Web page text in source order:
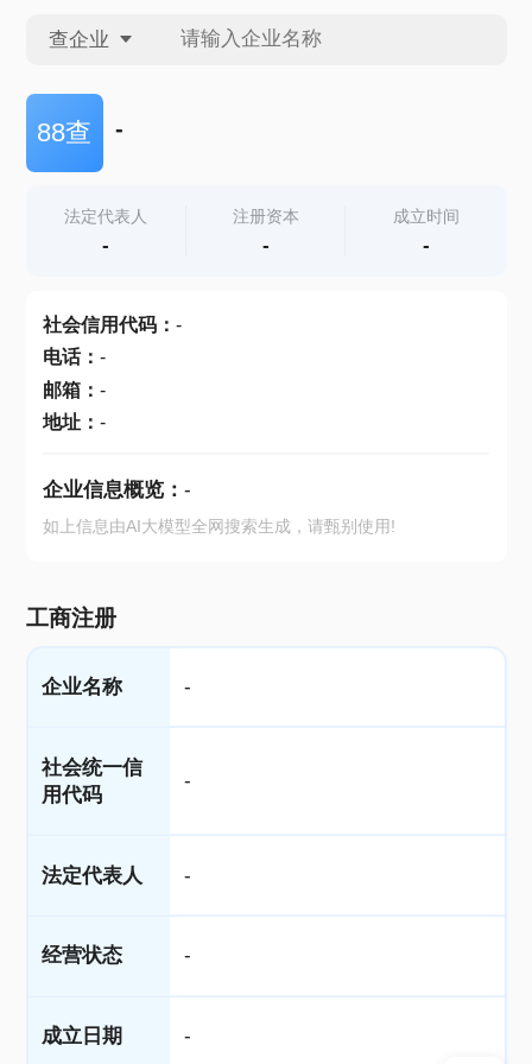
查企业
查企业
查产地
88查 -
法定代表人
-
注册资本
-
成立时间
-
社会信用代码： -
电话： -
邮箱： -
地址： -
企业信息概览： -
如上信息由AI大模型全网搜索生成，请甄别使用!
工商注册
企业名称 -
社会统一信
用代码
-
法定代表人 -
经营状态 -
成立日期 -